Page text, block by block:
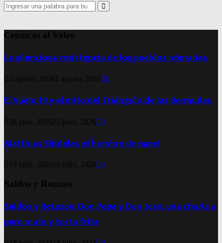
Search
for:
Search
Crónicas al Voleo
La silenciosa resistencia de los pueblos nómadas
2 agosto, 2026 1 agosto, 2026 0
El Vuelo 19 y el mito del Triángulo de las Bermudas
26 julio, 2026 25 julio, 2026 0
Matthias Sindelar, el hombre de papel
19 julio, 2026 18 julio, 2026 0
Saldos y Retazos
Saldos y Retazos: Don Pepe y Don José, una charla a
puro mate y torta frita